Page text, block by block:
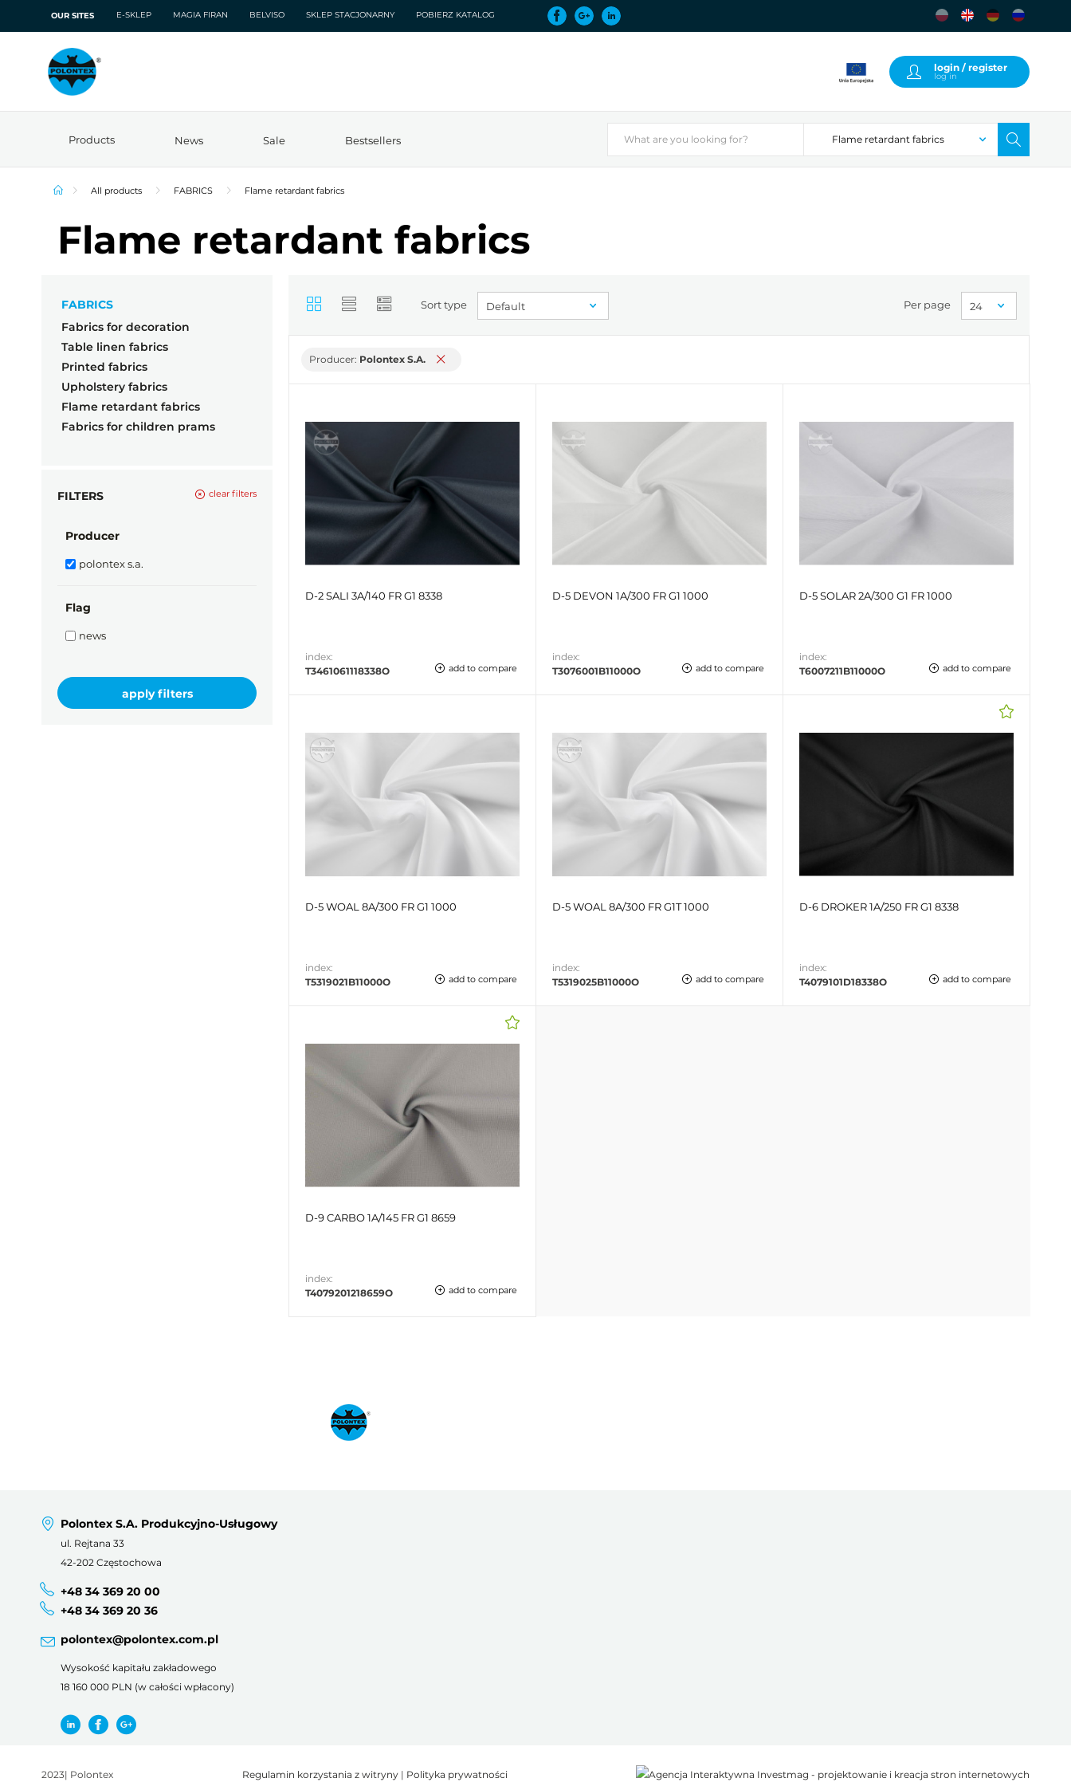
OUR SITES E-SKLEP MAGIA FIRAN BELVISO SKLEP STACJONARNY POBIERZ KATALOG
login / register
log in
Products News Sale Bestsellers
All products FABRICS Flame retardant fabrics
Flame retardant fabrics
FABRICS
Fabrics for decoration
Table linen fabrics
Printed fabrics
Upholstery fabrics
Flame retardant fabrics
Fabrics for children prams
FILTERS clear filters
Producer
polontex s.a.
Flag
news
Sort type Per page
Producer: Polontex S.A.
D-2 SALI 3A/140 FR G1 8338
index:
T3461061118338O
add to compare
D-5 DEVON 1A/300 FR G1 1000
index:
T3076001B11000O
add to compare
D-5 SOLAR 2A/300 G1 FR 1000
index:
T6007211B11000O
add to compare
D-5 WOAL 8A/300 FR G1 1000
index:
T5319021B11000O
add to compare
D-5 WOAL 8A/300 FR G1T 1000
index:
T5319025B11000O
add to compare
D-6 DROKER 1A/250 FR G1 8338
index:
T4079101D18338O
add to compare
D-9 CARBO 1A/145 FR G1 8659
index:
T4079201218659O
add to compare
Polontex S.A. Produkcyjno-Usługowy
ul. Rejtana 33
42-202 Częstochowa
+48 34 369 20 00
+48 34 369 20 36
polontex@polontex.com.pl
Wysokość kapitału zakładowego
18 160 000 PLN (w całości wpłacony)
2023| Polontex Regulamin korzystania z witryny| Polityka prywatności